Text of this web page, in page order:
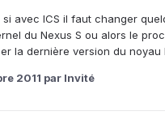
avec ICS il faut changer
du Nexus S ou alors le
la dernière version du noyau
2011 par Invité